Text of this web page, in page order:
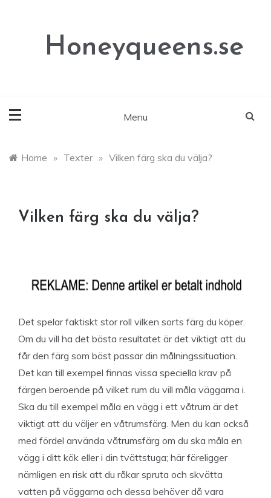
Honeyqueens.se
Menu
Home » Texter » Vilken färg ska du välja?
Vilken färg ska du välja?
Det spelar faktiskt stor roll vilken sorts färg du köper.
Om du vill ha det bästa resultatet är det viktigt att du
får den färg som bäst passar din målningssituation.
Det kan till exempel finnas vissa speciella krav på
färgen beroende på vilket rum du vill måla väggarna i.
Ska du till exempel måla en vägg i ett våtrum är det
viktigt att du väljer en våtrumsfärg. Men du kan också
med fördel använda våtrumsfärg om du ska måla en
vägg i ditt kök eller i din tvättstuga; här föreligger
nämligen en risk att du råkar spruta och skvätta
vatten på väggarna och dessa behöver då vara